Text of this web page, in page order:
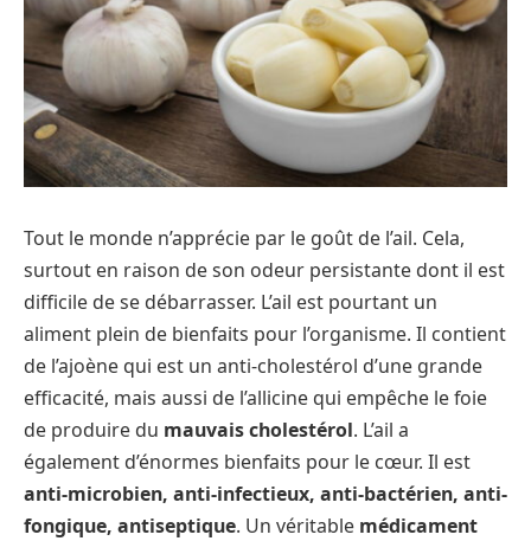
Tout le monde n’apprécie par le goût de l’ail. Cela,
surtout en raison de son odeur persistante dont il est
difficile de se débarrasser. L’ail est pourtant un
aliment plein de bienfaits pour l’organisme. Il contient
de l’ajoène qui est un anti-cholestérol d’une grande
efficacité, mais aussi de l’allicine qui empêche le foie
de produire du mauvais cholestérol. L’ail a
également d’énormes bienfaits pour le cœur. Il est
anti-microbien, anti-infectieux, anti-bactérien, anti-
fongique, antiseptique. Un véritable médicament